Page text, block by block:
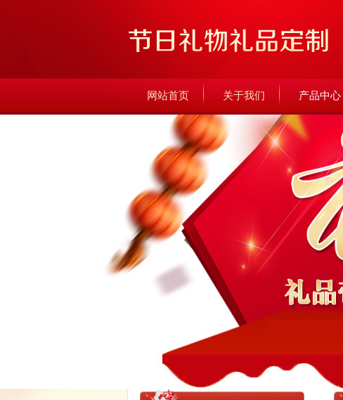
网站首页 关于我们 产品中心